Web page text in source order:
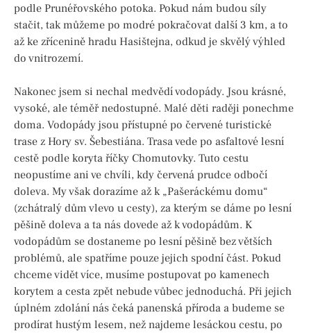
podle Prunéřovského potoka. Pokud nám budou síly
stačit, tak můžeme po modré pokračovat další 3 km, a to
až ke zřícenině hradu Hasištejna, odkud je skvělý výhled
do vnitrozemí.
Nakonec jsem si nechal medvědí vodopády. Jsou krásné,
vysoké, ale téměř nedostupné. Malé děti raději ponechme
doma. Vodopády jsou přístupné po červené turistické
trase z Hory sv. Šebestiána. Trasa vede po asfaltové lesní
cestě podle koryta říčky Chomutovky. Tuto cestu
neopustíme ani ve chvíli, kdy červená prudce odbočí
doleva. My však dorazíme až k „Pašeráckému domu“
(zchátralý dům vlevo u cesty), za kterým se dáme po lesní
pěšině doleva a ta nás dovede až k vodopádům. K
vodopádům se dostaneme po lesní pěšině bez větších
problémů, ale spatříme pouze jejich spodní část. Pokud
chceme vidět více, musíme postupovat po kamenech
korytem a cesta zpět nebude vůbec jednoduchá. Při jejich
úplném zdolání nás čeká panenská příroda a budeme se
prodírat hustým lesem, než najdeme lesáckou cestu, po